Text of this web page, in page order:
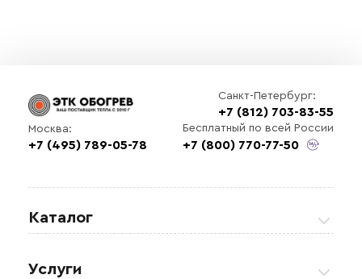
Санкт-Петербург:
+7 (812) 703-83-55
Москва:
+7 (495) 789-05-78
Бесплатный по всей России
+7 (800) 770-77-50
Каталог
Услуги